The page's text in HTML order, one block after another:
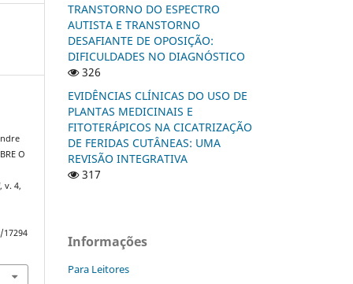
O
, v. 4,
TRANSTORNO DO ESPECTRO
AUTISTA E TRANSTORNO
DESAFIANTE DE OPOSIÇÃO:
DIFICULDADES NO DIAGNÓSTICO
326
EVIDÊNCIAS CLÍNICAS DO USO DE
PLANTAS MEDICINAIS E
FITOTERÁPICOS NA CICATRIZAÇÃO
DE FERIDAS CUTÂNEAS: UMA
REVISÃO INTEGRATIVA
317
Informações
Para Leitores